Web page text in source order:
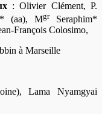
: Olivier Clément, P.
(aa), MgrSeraphim*
François Colosimo,
à Marseille
Lama Nyamgyai